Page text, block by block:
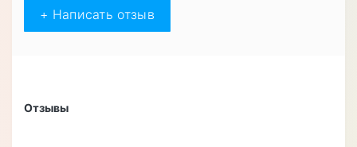
+ Написать отзыв
Отзывы